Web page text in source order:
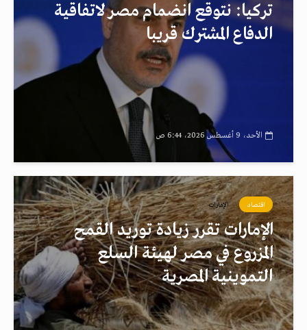
تركيا: نتوقع انضمام مصر لاتفاقية
الدفاع المشترك قريبا
الأحد، 9 أغسطس 2026، 6:44 ص
اقتصاد الإمارات
الإمارات تقرر زيادة توريد القمح
المزروع في مصر لهيئة السلع
التموينية المصرية